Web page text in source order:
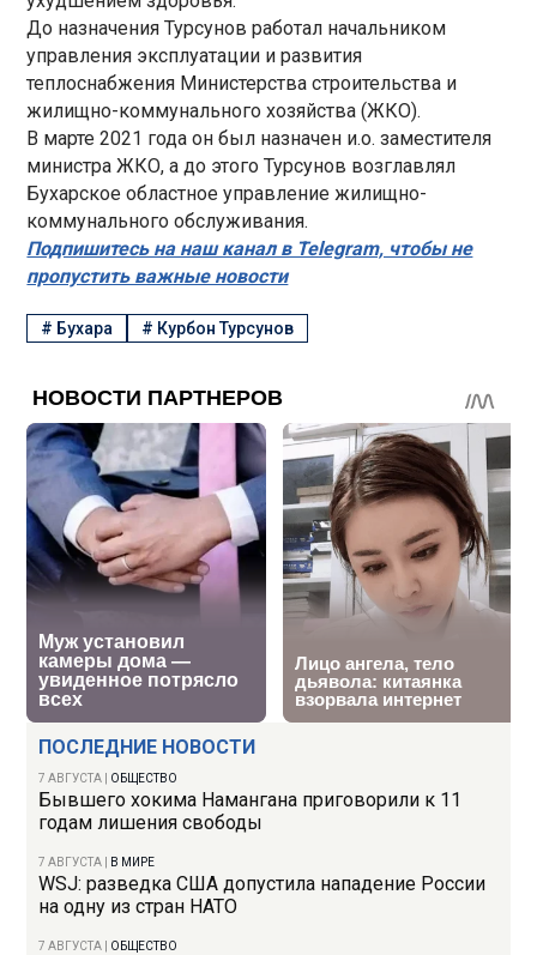
ПОСЛЕДНИЕ НОВОСТИ
7 АВГУСТА ОБЩЕСТВО
Бывшего хокима Намангана приговорили к 11
годам лишения свободы
7 АВГУСТА В МИРЕ
WSJ: разведка США допустила нападение России
на одну из стран НАТО
7 АВГУСТА ОБЩЕСТВО
До назначения Турсунов работал начальником
управления эксплуатации и развития
теплоснабжения Министерства строительства и
жилищно-коммунального хозяйства (ЖКО).
В марте 2021 года он был назначен и.о. заместителя
министра ЖКО, а до этого Турсунов возглавлял
Бухарское областное управление жилищно-
коммунального обслуживания.
Подпишитесь на наш канал в Telegram, чтобы не
пропустить важные новости
# Бухара # Курбон Турсунов